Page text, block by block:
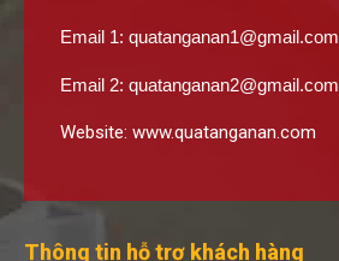
Email 1: quatanganan1@gmail.com
Email 2: quatanganan2@gmail.com
Website: www.quatanganan.com
Thông tin hỗ trợ khách hàng